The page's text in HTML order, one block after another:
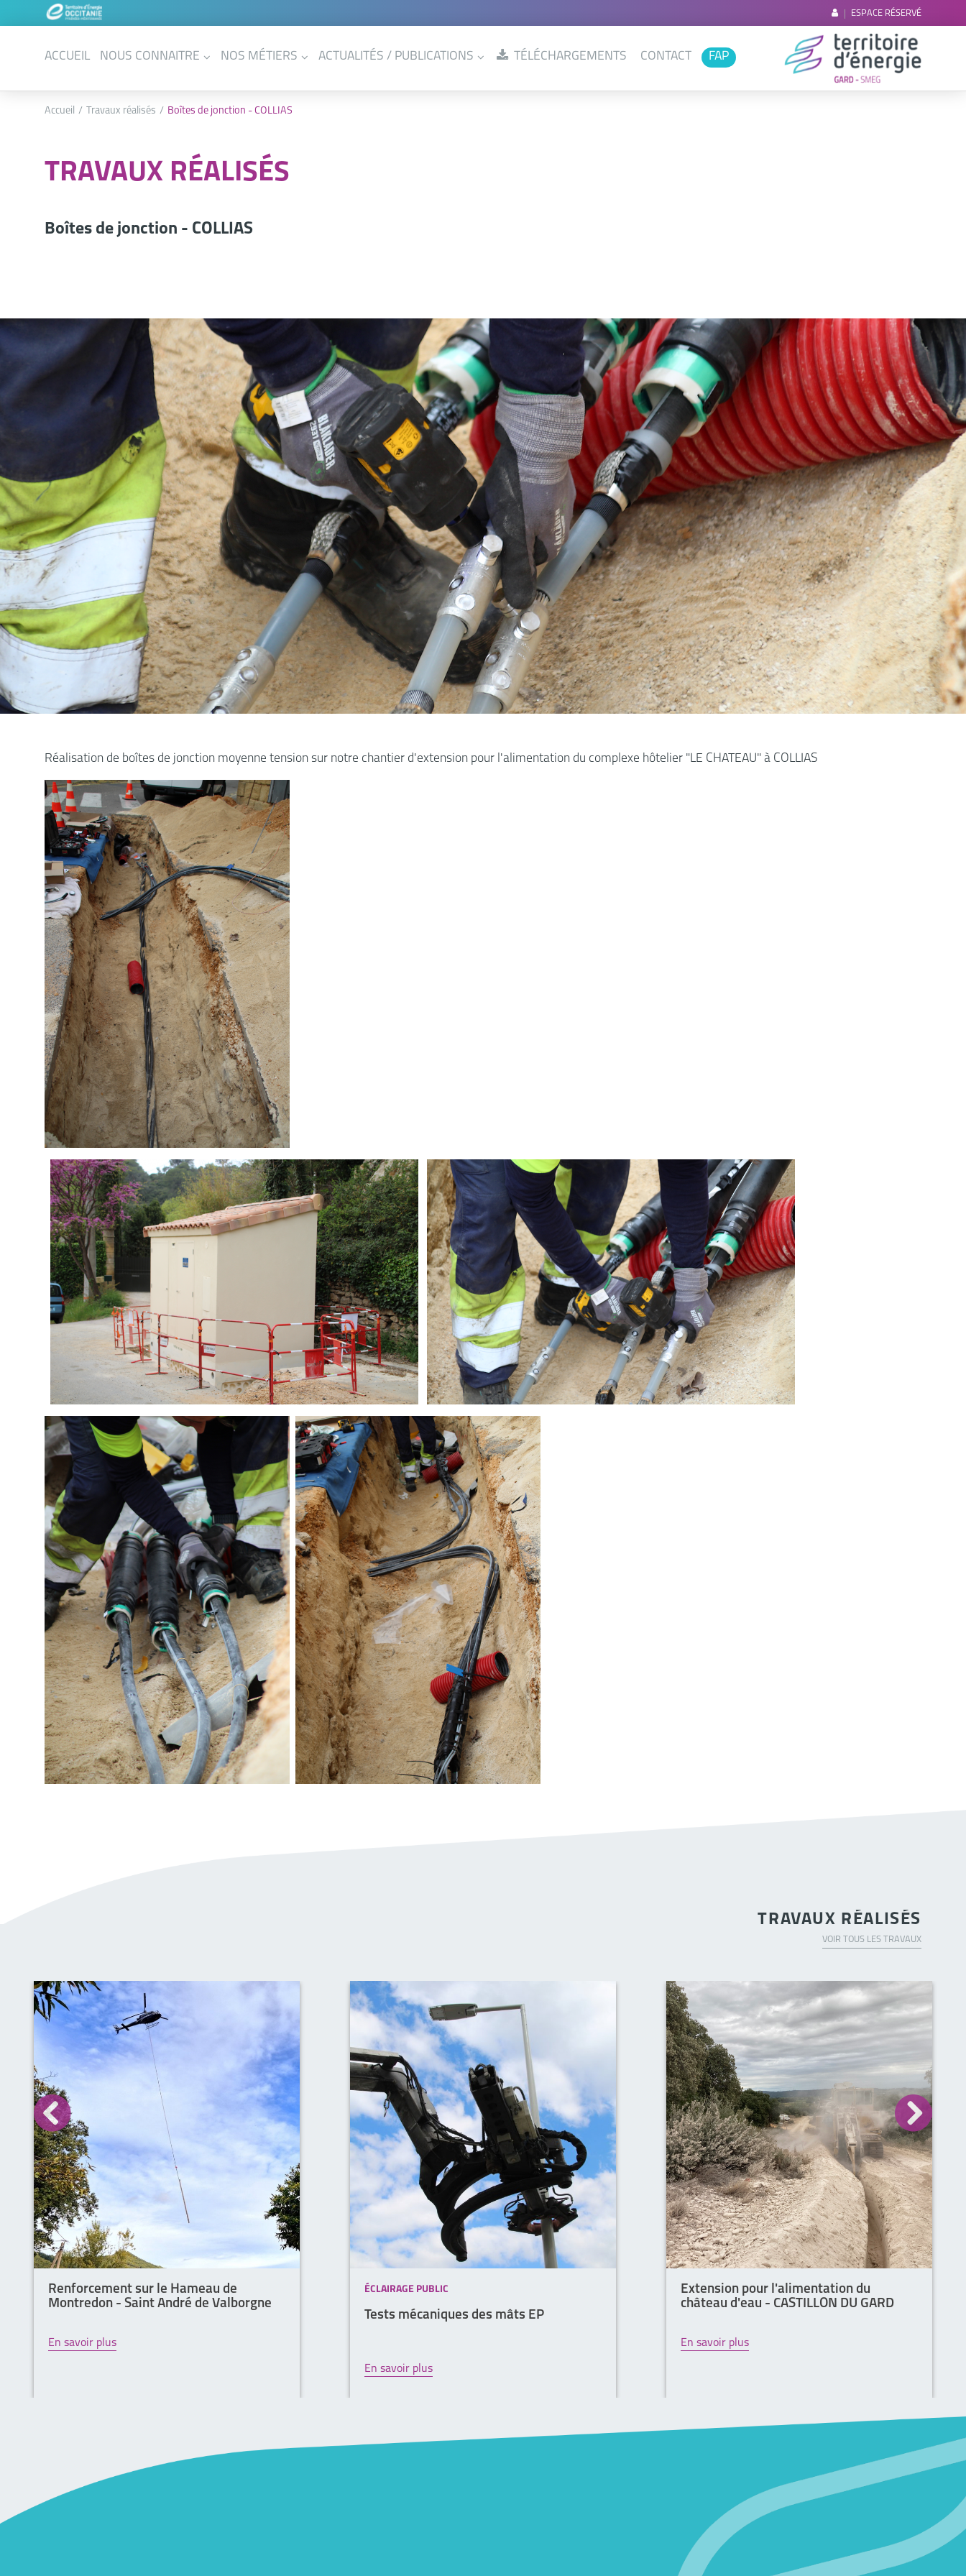
ESPACE RÉSERVÉ
ACCUEIL NOUS CONNAITRE NOS MÉTIERS ACTUALITÉS / PUBLICATIONS TÉLÉCHARGEMENTS CONTACT FAP
Accueil Travaux réalisés Boîtes de jonction - COLLIAS
TRAVAUX RÉALISÉS
Boîtes de jonction - COLLIAS
Réalisation de boîtes de jonction moyenne tension sur notre chantier d'extension pour l'alimentation du complexe hôtelier "LE CHATEAU" à COLLIAS
TRAVAUX RÉALISÉS
VOIR TOUS LES TRAVAUX
Renforcement sur le Hameau de
Montredon - Saint André de Valborgne
En savoir plus
ÉCLAIRAGE PUBLIC
Tests mécaniques des mâts EP
En savoir plus
Extension pour l'alimentation du
château d'eau - CASTILLON DU GARD
En savoir plus